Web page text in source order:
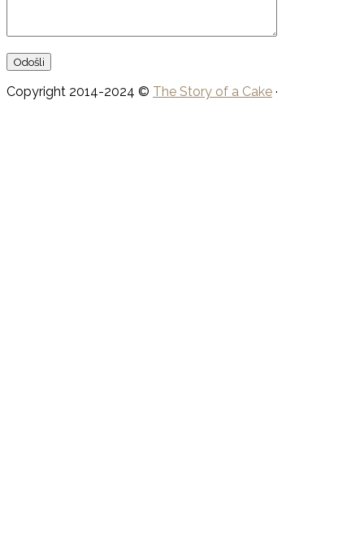
Copyright 2014-2024 © The Story of a Cake ·